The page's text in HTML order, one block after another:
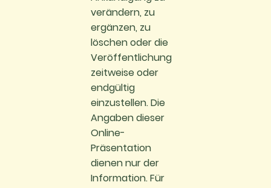
verändern, zu
ergänzen, zu
löschen oder die
Veröffentlichung
zeitweise oder
endgültig
einzustellen. Die
Angaben dieser
Online-
Präsentation
dienen nur der
Information. Für